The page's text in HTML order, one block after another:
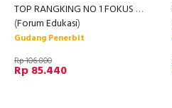
TOP RANGKING NO 1 FOKUS UN SMA IPS 2014
(Forum Edukasi)
Gudang Penerbit
Rp 106.800
Rp 85.440